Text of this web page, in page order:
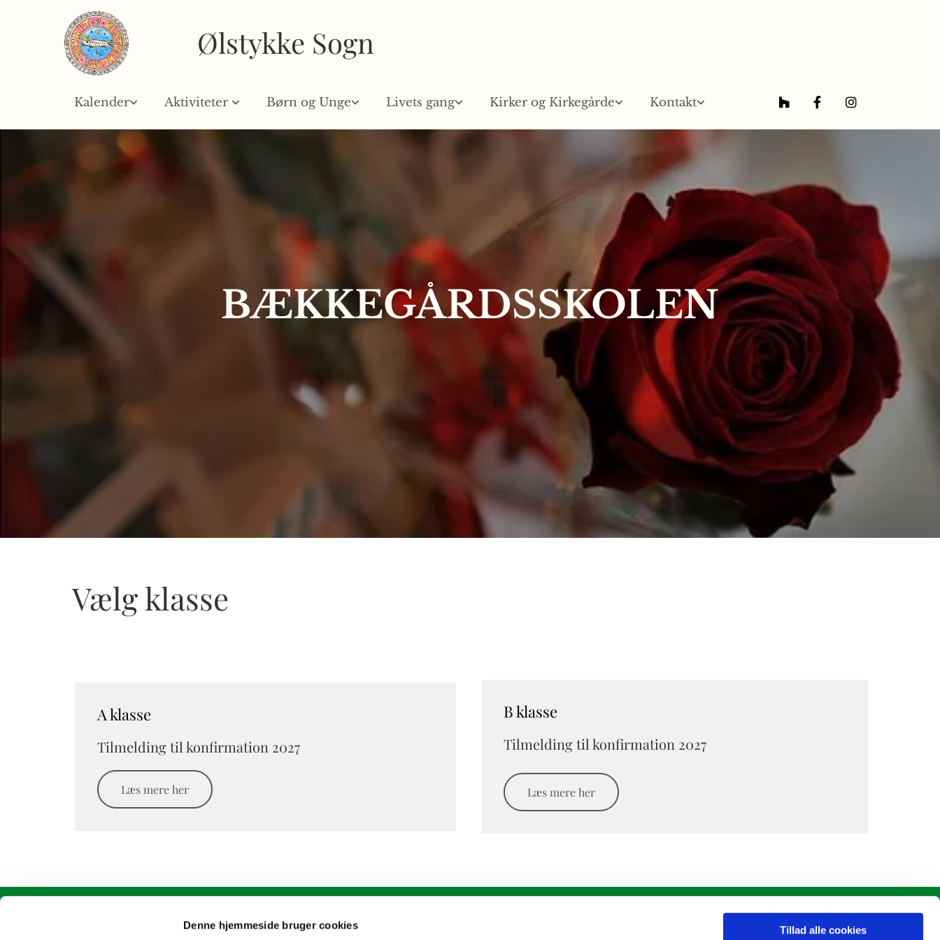
Denne hjemmeside bruger cookies Tillad alle cookies
Ølstykke Sogn
Kalender Aktiviteter Børn og Unge Livets gang Kirker og Kirkegårde Kontakt
BÆKKEGÅRDSSKOLEN
Vælg klasse
A klasse
Tilmelding til konfirmation 2027
Læs mere her
B klasse
Tilmelding til konfirmation 2027
Læs mere her
oelstykke.sogn@km.dk